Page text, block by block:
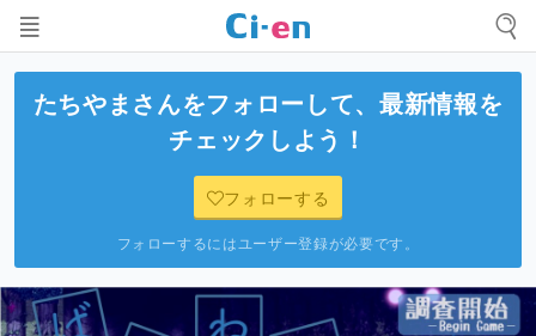
たちやま さんをフォローして、最新情報を
チェックしよう！
フォローする
フォローするにはユーザー登録が必要です。